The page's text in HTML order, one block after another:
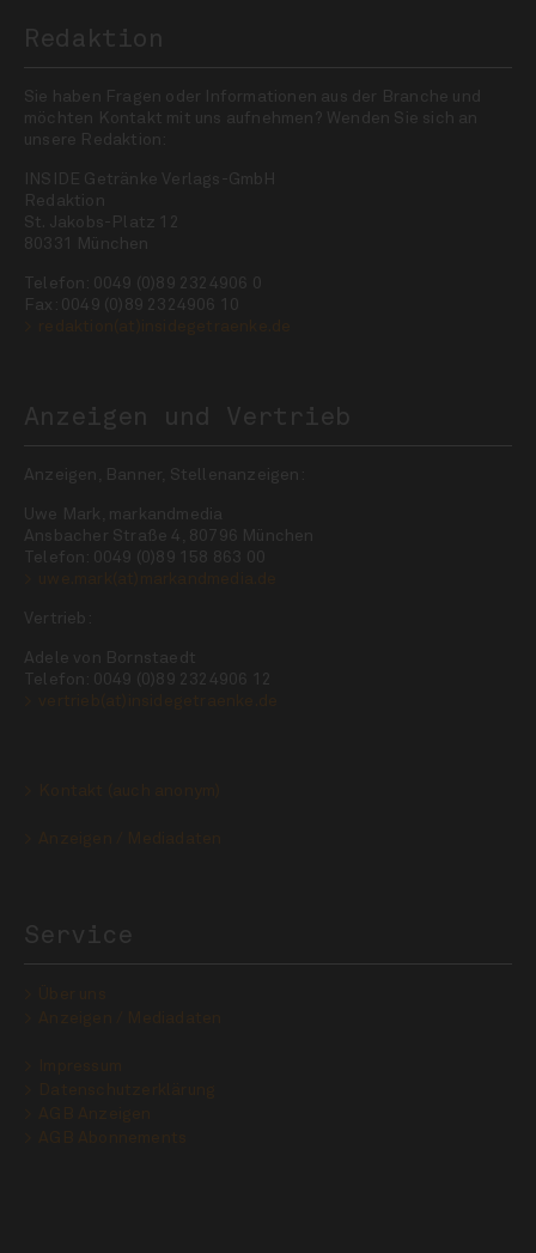
Redaktion
Sie haben Fragen oder Informationen aus der Branche und
möchten Kontakt mit uns aufnehmen? Wenden Sie sich an
unsere Redaktion:
INSIDE Getränke Verlags-GmbH
Redaktion
St. Jakobs-Platz 12
80331 München
Telefon: 0049 (0)89 2324906 0
Fax: 0049 (0)89 2324906 10
Anzeigen und Vertrieb
Anzeigen, Banner, Stellenanzeigen:
Uwe Mark, markandmedia
Ansbacher Straße 4, 80796 München
Telefon: 0049 (0)89 158 863 00
Vertrieb:
Adele von Bornstaedt
Telefon: 0049 (0)89 2324906 12
Service